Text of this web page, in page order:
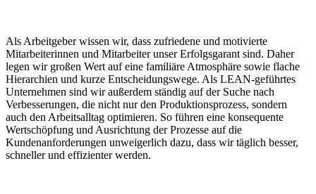
Als Arbeitgeber wissen wir, dass zufriedene und motivierte
Mitarbeiterinnen und Mitarbeiter unser Erfolgsgarant sind. Daher
legen wir großen Wert auf eine familiäre Atmosphäre sowie flache
Hierarchien und kurze Entscheidungswege. Als LEAN-geführtes
Unternehmen sind wir außerdem ständig auf der Suche nach
Verbesserungen, die nicht nur den Produktionsprozess, sondern
auch den Arbeitsalltag optimieren. So führen eine konsequente
Wertschöpfung und Ausrichtung der Prozesse auf die
Kundenanforderungen unweigerlich dazu, dass wir täglich besser,
schneller und effizienter werden.